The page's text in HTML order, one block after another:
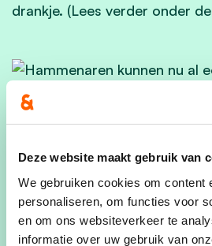
Deze website maakt gebruik van
We gebruiken cookies om content
personaliseren, om functies voor
en om ons websiteverkeer te
informatie over uw gebruik van
drankje. (Lees verder onder
verscheidene gemeentelijke
Aan de inwoners wordt
om 19 uur een lichtje aan te
een foto te delen op sociale